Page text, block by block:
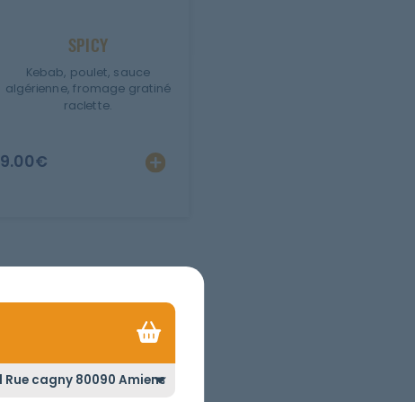
SPICY
Kebab, poulet, sauce
algérienne, fromage gratiné
raclette.
9.00€